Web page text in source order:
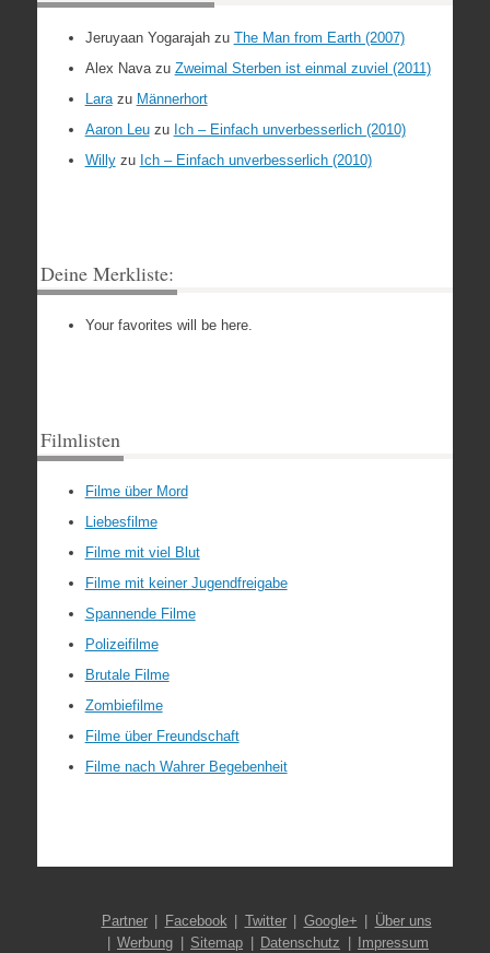
Jeruyaan Yogarajahzu The Man from Earth (2007)
Alex Navazu Zweimal Sterben ist einmal zuviel (2011)
Larazu Männerhort
Aaron Leuzu Ich – Einfach unverbesserlich (2010)
Willyzu Ich – Einfach unverbesserlich (2010)
Deine Merkliste:
Your favorites will be here.
Filmlisten
Filme über Mord
Liebesfilme
Filme mit viel Blut
Filme mit keiner Jugendfreigabe
Spannende Filme
Polizeifilme
Brutale Filme
Zombiefilme
Filme über Freundschaft
Filme nach Wahrer Begebenheit
Partner Facebook Twitter Google+
Über uns
Werbung
Sitemap Datenschutz Impressum